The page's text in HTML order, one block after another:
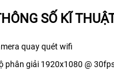
SỐ KĨ
quay quét wifi
phân giải 1920x1080 @